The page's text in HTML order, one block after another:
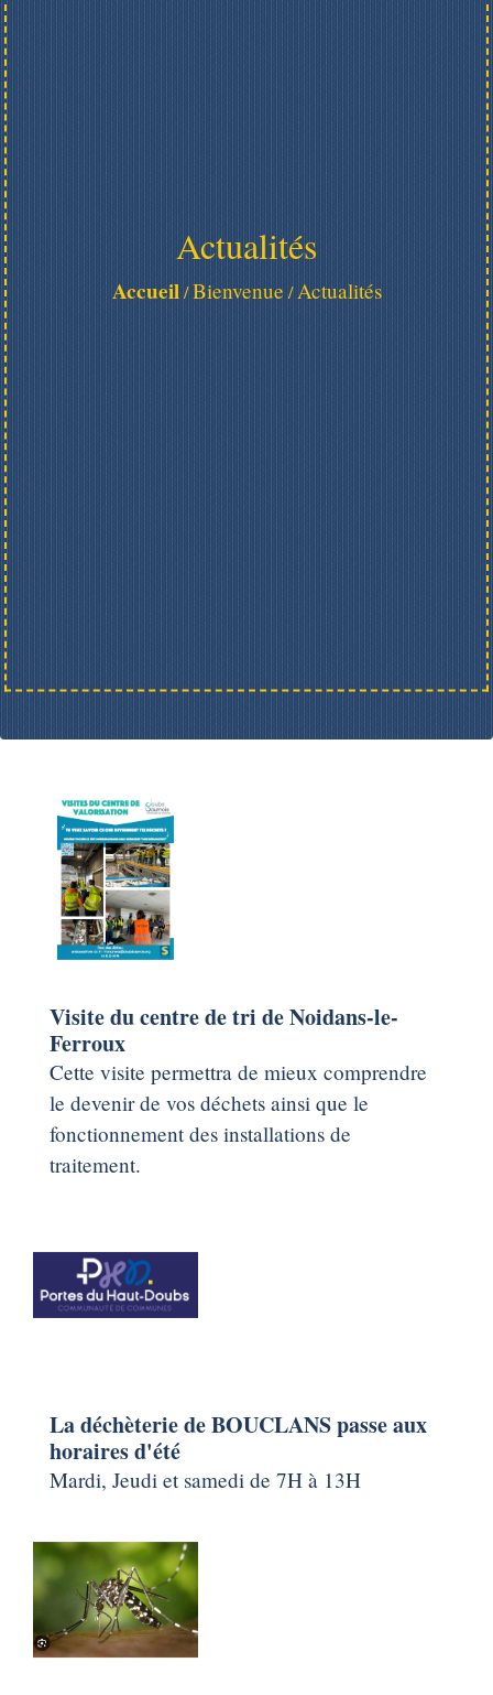
Actualités
Accueil /Bienvenue /Actualités
Visite du centre de tri de Noidans-le-
Ferroux
Cette visite permettra de mieux comprendre
le devenir de vos déchets ainsi que le
fonctionnement des installations de
traitement.
La déchèterie de BOUCLANS passe aux
horaires d'été
Mardi, Jeudi et samedi de 7H à 13H